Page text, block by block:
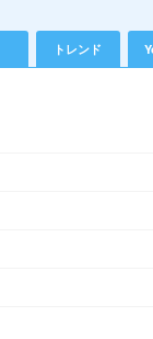
トレンド